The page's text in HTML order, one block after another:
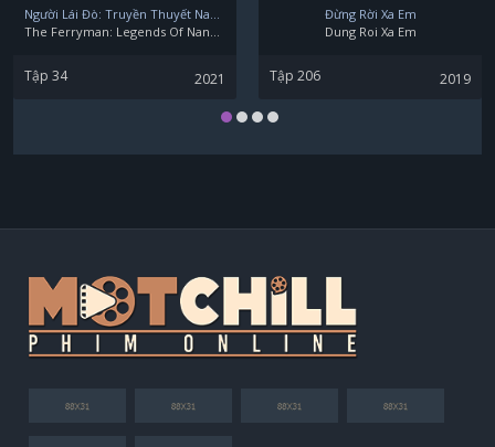
Ryô Narita
Tập 34 2021
Đừng Rời Xa Em
Dung Roi Xa Em
Tập 206 2019